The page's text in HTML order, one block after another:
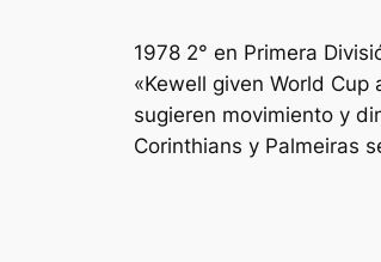
1978 2° en Primera
«Kewell given World
sugieren movimiento y
Corinthians y Palmeiras